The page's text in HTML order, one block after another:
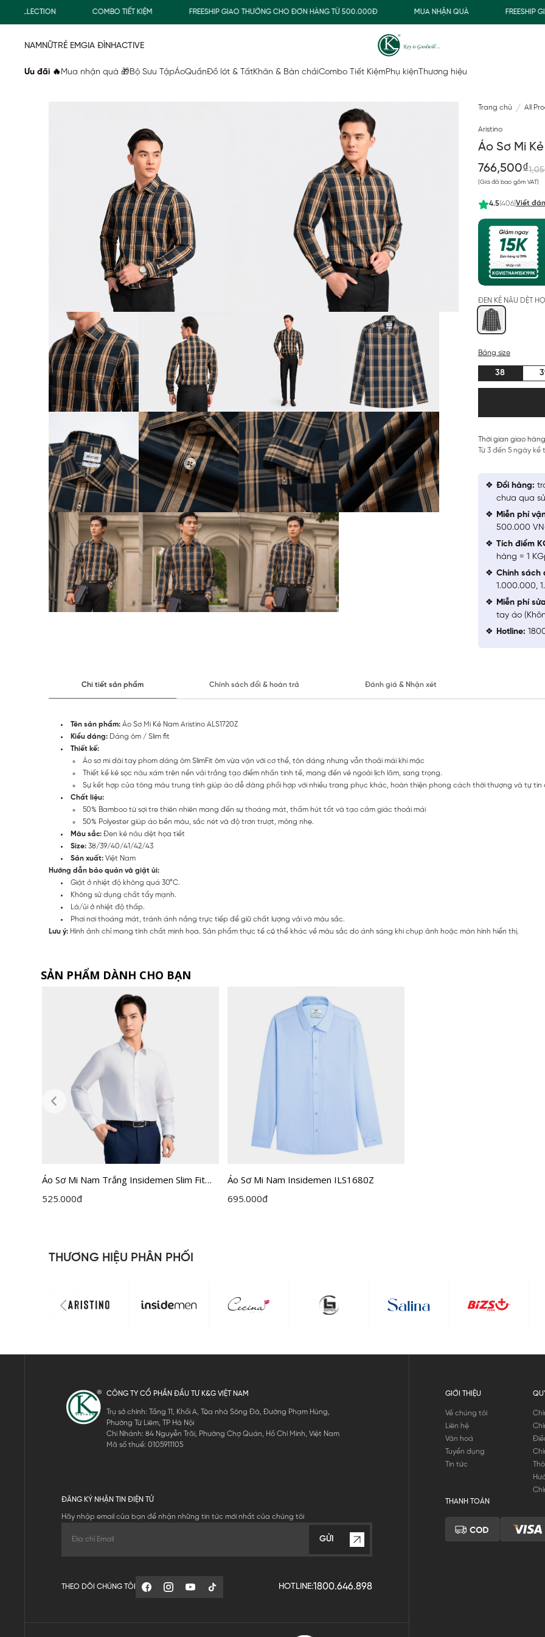
FREESHIP GIAO THƯỜNG CHO ĐƠN HÀNG TỪ 500.000Đ MUA NHẬN QUÀ FREESHIP GIAO THƯỜNG CHO ĐƠN HÀNG TỪ 500.000Đ
NAMNỮTRẺ EMGIA ĐÌNHACTIVE
Ưu đãi 🔥 Mua nhận quà 🎁Bộ Sưu TậpÁoQuầnĐồ lót & TấtKhăn & Bàn chảiCombo Tiết KiệmPhụ kiện Thương hiệu
Trang chủ All
Aristino
Áo Sơ Mi
766,500₫
(Giá đã bao gồm VAT)
4.5(406)Viết
ĐEN KẺ NÂU DỆT
Bảng size
38
Thời gian giao
Từ 3 đến 5 ngày
Đổi hàng:
chưa qua
Miễn phí
500.000
Tích điểm
hàng = 1
Chính sách
1.000.000,
Miễn phí
tay áo
Hotline:
Chi tiết sản phẩm Chính sách đổi & hoàn trả Đánh giá & Nhận xét
Tên sản phẩm: Áo Sơ Mi Kẻ Nam Aristino ALS1720Z
Kiểu dáng: Dáng ôm / Slim fit
Thiết kế:
Áo sơ mi dài tay phom dáng ôm SlimFit ôm vừa vặn với cơ thể, tôn dáng nhưng vẫn thoải mái khi mặc
Thiết kế kẻ sọc nâu xám trên nền vải trắng tạo điểm nhấn tinh tế, mang đến vẻ ngoài lịch lãm, sang trọng.
Sự kết hợp của tông màu trung tính giúp áo dễ dàng phối hợp với nhiều trang phục khác, hoàn thiện phong cách thời thượng và tự tin
Chất liệu:
50% Bamboo từ sợi tre thiên nhiên mang đến sự thoáng mát, thấm hút tốt và tạo cảm giác thoải mái
50% Polyester giúp áo bền màu, sắc nét và độ trơn trượt, mỏng nhẹ.
Màu sắc: Đen kẻ nâu dệt họa tiết
Size: 38/39/40/41/42/43
Sản xuất: Việt Nam
Hướng dẫn bảo quản và giặt ủi:
Giặt ở nhiệt độ không quá 30°C.
Không sử dụng chất tẩy mạnh.
Là/ủi ở nhiệt độ thấp.
Phơi nơi thoáng mát, tránh ánh nắng trực tiếp để giữ chất lượng vải và màu sắc.
Lưu ý: Hình ảnh chỉ mang tính chất minh họa. Sản phẩm thực tế có thể khác về màu sắc do ánh sáng khi chụp ảnh hoặc màn hình hiển thị.
SẢN PHẨM DÀNH CHO BẠN
Áo Sơ Mi Nam Trắng Insidemen Slim Fit
ILS158F0H0
525.000đ
Áo Sơ Mi Nam Insidemen ILS1680Z
695.000đ
THƯƠNG HIỆU PHÂN PHỐI
CÔNG TY CỔ PHẦN ĐẦU TƯ K&G VIỆT NAM
Trụ sở chính: Tầng 11, Khối A, Tòa nhà Sông Đà, Đường Phạm Hùng,
Phường Từ Liêm, TP Hà Nội
Chi Nhánh: 84 Nguyễn Trãi, Phường Chợ Quán, Hồ Chí Minh, Việt Nam
Mã số thuế: 0105911105
ĐĂNG KÝ NHẬN TIN ĐIỆN TỬ
Hãy nhập email của bạn để nhận những tin tức mới nhất của chúng tôi
GỬI
THEO DÕI CHÚNG TÔI HOTLINE:1800.646.898
GIỚI THIỆU
Về chúng tôi
Liên hệ
Văn hoá
Tuyển dụng
Tin tức
THANH TOÁN